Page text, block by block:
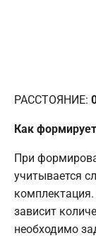
РАССТОЯНИЕ:
Как
При
учитывается
зависит
необходимо